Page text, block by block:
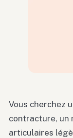
Vous cherchez
contracture, un
articulaires